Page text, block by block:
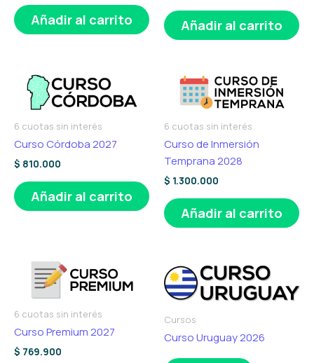
Añadir al carrito Añadir al carrito
6 cuotas sin interés
Curso Córdoba 2027
$ 810.000
Añadir al carrito
6 cuotas sin interés
Curso de Inmersión
Temprana 2028
$ 1.300.000
Añadir al carrito
6 cuotas sin interés
Curso Premium 2027
$ 769.900
Cursos
Curso Uruguay 2026